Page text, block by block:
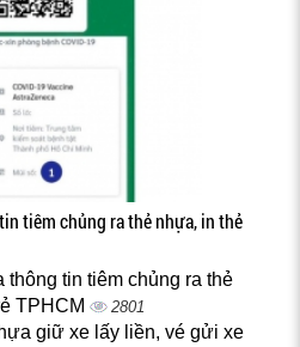
tiêm chủng ra thẻ nhựa, in thẻ
thông tin tiêm chủng ra thẻ
TPHCM
2801
giữ xe lấy liền, vé gửi xe